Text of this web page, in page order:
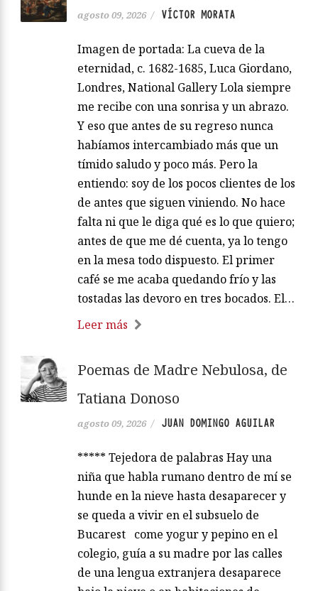
agosto 09, 2026 / VÍCTOR MORATA
Imagen de portada: La cueva de la
eternidad, c. 1682-1685, Luca Giordano,
Londres, National Gallery Lola siempre
me recibe con una sonrisa y un abrazo.
Y eso que antes de su regreso nunca
habíamos intercambiado más que un
tímido saludo y poco más. Pero la
entiendo: soy de los pocos clientes de los
de antes que siguen viniendo. No hace
falta ni que le diga qué es lo que quiero;
antes de que me dé cuenta, ya lo tengo
en la mesa todo dispuesto. El primer
café se me acaba quedando frío y las
tostadas las devoro en tres bocados. El…
Leer más
Poemas de Madre Nebulosa, de
Tatiana Donoso
agosto 09, 2026 / JUAN DOMINGO AGUILAR
***** Tejedora de palabras Hay una
niña que habla rumano dentro de mí se
hunde en la nieve hasta desaparecer y
se queda a vivir en el subsuelo de
Bucarest come yogur y pepino en el
colegio, guía a su madre por las calles
de una lengua extranjera desaparece